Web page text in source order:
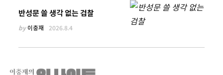
반성문 쓸 생각 없는 검찰
by이충재 2026.8.4